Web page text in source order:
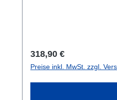
Regulärer Preis:
318,90 €
Preise inkl. MwSt. zzgl.